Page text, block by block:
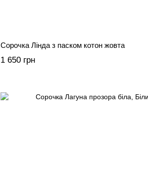
Сорочка Лінда з паском котон жовта
1 650 грн